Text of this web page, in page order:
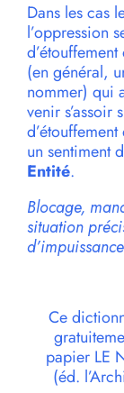
Dans les cas
l’oppression
(en général,
nommer) qui
venir s’assoir
un sentiment
Entité.
Blocage,
situation
Ce
papier LE
(éd.